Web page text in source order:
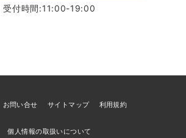
受付時間:11:00-19:00
お問い合せ サイトマップ
利用規約
個人情報の取扱いについて